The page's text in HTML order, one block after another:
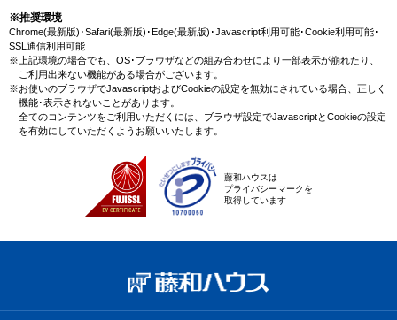
※推奨環境
Chrome(最新版)･Safari(最新版)･Edge(最新版)･Javascript利用可能･Cookie利用可能･
SSL通信利用可能
※上記環境の場合でも、OS･ブラウザなどの組み合わせにより一部表示が崩れたり、
ご利用出来ない機能がある場合がございます。
※お使いのブラウザでJavascriptおよびCookieの設定を無効にされている場合、正しく
機能･表示されないことがあります。
全てのコンテンツをご利用いただくには、ブラウザ設定でJavascriptとCookieの設定
を有効にしていただくようお願いいたします。
藤和ハウスは
プライバシーマークを
取得しています